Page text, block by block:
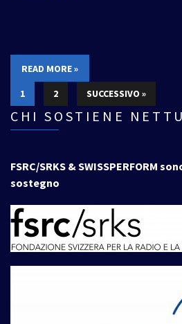
READ MORE »
1
2 SUCCESSIVO »
CHI SOSTIENE
FSRC/SRKS & SWISSPERFORM
sostegno